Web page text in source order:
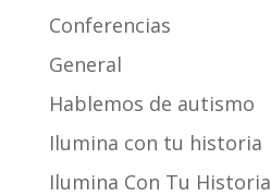
Conferencias
General
Hablemos de autismo
Ilumina con tu historia
Ilumina Con Tu Historia